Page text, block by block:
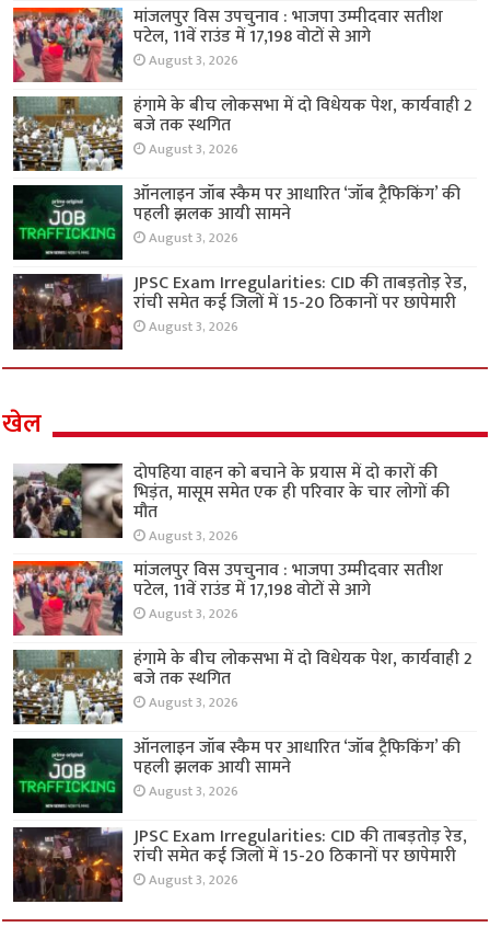
मांजलपुर विस उपचुनाव : भाजपा उम्मीदवार सतीश
पटेल, 11वें राउंड में 17,198 वोटों से आगे
August 3, 2026
हंगामे के बीच लोकसभा में दो विधेयक पेश, कार्यवाही 2
बजे तक स्थगित
August 3, 2026
ऑनलाइन जॉब स्कैम पर आधारित ‘जॉब ट्रैफिकिंग’ की
पहली झलक आयी सामने
August 3, 2026
JPSC Exam Irregularities: CID की ताबड़तोड़ रेड,
रांची समेत कई जिलों में 15-20 ठिकानों पर छापेमारी
August 3, 2026
खेल
दोपहिया वाहन को बचाने के प्रयास में दो कारों की
भिड़ंत, मासूम समेत एक ही परिवार के चार लोगों की
मौत
August 3, 2026
मांजलपुर विस उपचुनाव : भाजपा उम्मीदवार सतीश
पटेल, 11वें राउंड में 17,198 वोटों से आगे
August 3, 2026
हंगामे के बीच लोकसभा में दो विधेयक पेश, कार्यवाही 2
बजे तक स्थगित
August 3, 2026
ऑनलाइन जॉब स्कैम पर आधारित ‘जॉब ट्रैफिकिंग’ की
पहली झलक आयी सामने
August 3, 2026
JPSC Exam Irregularities: CID की ताबड़तोड़ रेड,
रांची समेत कई जिलों में 15-20 ठिकानों पर छापेमारी
August 3, 2026